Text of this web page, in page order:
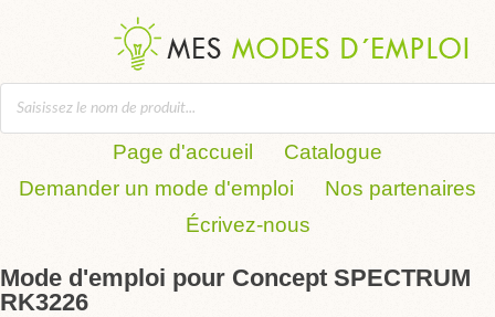
Page d'accueil
Catalogue
Demander un mode d'emploi
Nos partenaires
Écrivez-nous
Mode d'emploi pour Concept SPECTRUM
RK3226